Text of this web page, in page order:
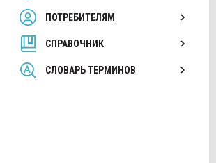
ПОТРЕБИТЕЛЯМ
СПРАВОЧНИК
СЛОВАРЬ ТЕРМИНОВ